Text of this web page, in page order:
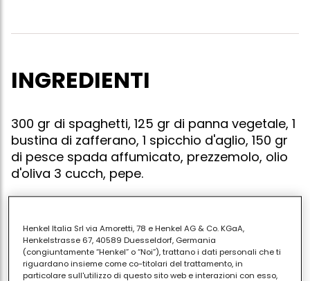
INGREDIENTI
300 gr di spaghetti, 125 gr di panna vegetale, 1
bustina di zafferano, 1 spicchio d'aglio, 150 gr
di pesce spada affumicato, prezzemolo, olio
d'oliva 3 cucch, pepe.
Mettere l'olio in una padella con l'aglio, che poi
toglierete, aggiungere il pesce tagliato a dadini,
scottare qualche minuto, aggiungere la panna,lo
Henkel Italia Srl via Amoretti, 78 e Henkel AG & Co. KGaA,
Henkelstrasse 67, 40589 Duesseldorf, Germania
(congiuntamente “Henkel” o “Noi”), trattano i dati personali che ti
riguardano insieme come co-titolari del trattamento, in
particolare sull'utilizzo di questo sito web e interazioni con esso,